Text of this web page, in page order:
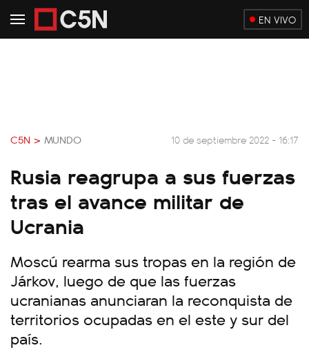
EN VIVO
C5N > MUNDO 10 de septiembre 2022 - 16:17
Rusia reagrupa a sus fuerzas
tras el avance militar de
Ucrania
Moscú rearma sus tropas en la región de
Járkov, luego de que las fuerzas
ucranianas anunciaran la reconquista de
territorios ocupadas en el este y sur del
país.